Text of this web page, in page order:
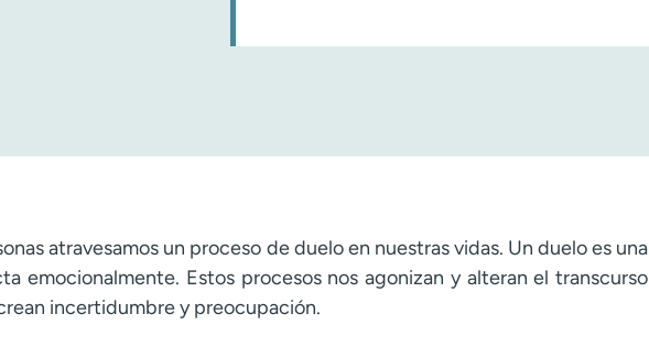
atravesamos un proceso de duelo en nuestras vidas. Un duelo es una
emocionalmente. Estos procesos nos agonizan y alteran el transcurso
incertidumbre y preocupación.